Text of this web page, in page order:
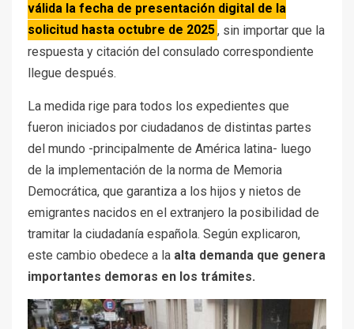
válida la fecha de presentación digital de la
solicitud hasta octubre de 2025, sin importar que la
respuesta y citación del consulado correspondiente
llegue después.
La medida rige para todos los expedientes que
fueron iniciados por ciudadanos de distintas partes
del mundo -principalmente de América latina- luego
de la implementación de la norma de Memoria
Democrática, que garantiza a los hijos y nietos de
emigrantes nacidos en el extranjero la posibilidad de
tramitar la ciudadanía española. Según explicaron,
este cambio obedece a la alta demanda que genera
importantes demoras en los trámites.